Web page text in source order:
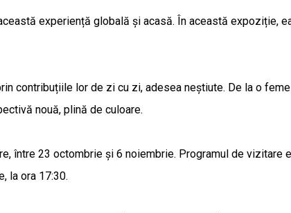
experiență globală și acasă. În această expoziție,
contribuțiile lor de zi cu zi, adesea neștiute. De la o
nouă, plină de culoare.
între 23 octombrie și 6 noiembrie. Programul de vizitare
la ora 17:30.